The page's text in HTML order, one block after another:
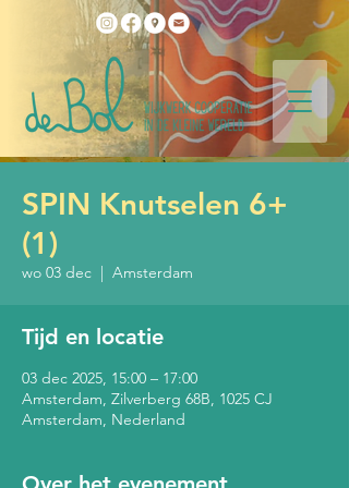
SPIN Knutselen 6+
(1)
wo 03 dec
  |
Amsterdam
Tijd en locatie
03 dec 2025, 15:00 – 17:00
Amsterdam, Zilverberg 68B, 1025 CJ
Amsterdam, Nederland